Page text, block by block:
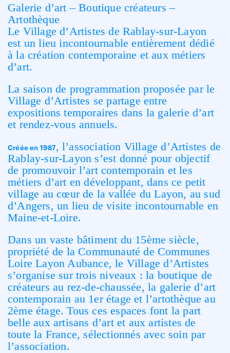
Galerie d’art – Boutique créateurs –
Artothèque
Le Village d’Artistes de Rablay-sur-Layon
est un lieu incontournable entièrement dédié
à la création contemporaine et aux métiers
d’art.
La saison de programmation proposée par le
Village d’Artistes se partage entre
expositions temporaires dans la galerie d’art
et rendez-vous annuels.
Créée en 1987, l’association Village d’Artistes de
Rablay-sur-Layon s’est donné pour objectif
de promouvoir l’art contemporain et les
métiers d’art en développant, dans ce petit
village au cœur de la vallée du Layon, au sud
d’Angers, un lieu de visite incontournable en
Maine-et-Loire.
Dans un vaste bâtiment du 15ème siècle,
propriété de la Communauté de Communes
Loire Layon Aubance, le Village d’Artistes
s’organise sur trois niveaux : la boutique de
créateurs au rez-de-chaussée, la galerie d’art
contemporain au 1erétage et l’artothèque au
2èmeétage. Tous ces espaces font la part
belle aux artisans d’art et aux artistes de
toute la France, sélectionnés avec soin par
l’association.